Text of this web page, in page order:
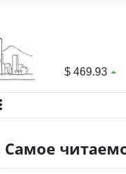
$469.93
Самое